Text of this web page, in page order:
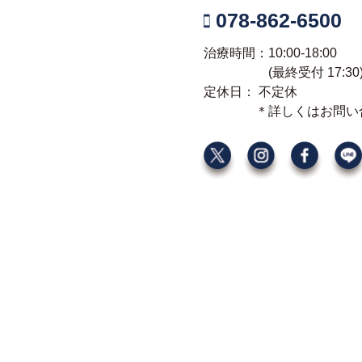
078-862-6500
治療時間：10:00-18:00
(最終受付
定休日： 不定休
＊詳しくはお問い合